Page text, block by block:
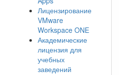
Лицензирование
VMware
Workspace ONE
Академические
лицензия для
учебных
заведений